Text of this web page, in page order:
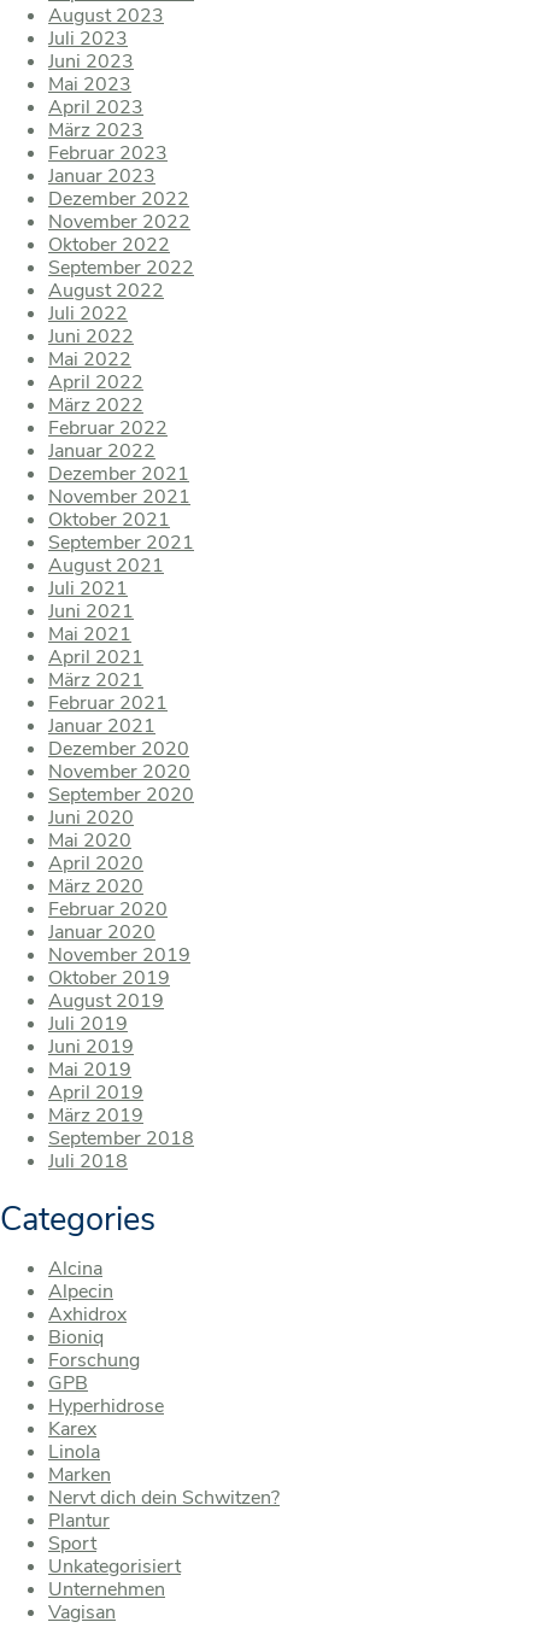
August 2023
Juli 2023
Juni 2023
Mai 2023
April 2023
März 2023
Februar 2023
Januar 2023
Dezember 2022
November 2022
Oktober 2022
September 2022
August 2022
Juli 2022
Juni 2022
Mai 2022
April 2022
März 2022
Februar 2022
Januar 2022
Dezember 2021
November 2021
Oktober 2021
September 2021
August 2021
Juli 2021
Juni 2021
Mai 2021
April 2021
März 2021
Februar 2021
Januar 2021
Dezember 2020
November 2020
September 2020
Juni 2020
Mai 2020
April 2020
März 2020
Februar 2020
Januar 2020
November 2019
Oktober 2019
August 2019
Juli 2019
Juni 2019
Mai 2019
April 2019
März 2019
September 2018
Juli 2018
Categories
Alcina
Alpecin
Axhidrox
Bioniq
Forschung
GPB
Hyperhidrose
Karex
Linola
Marken
Nervt dich dein Schwitzen?
Plantur
Sport
Unkategorisiert
Unternehmen
Vagisan